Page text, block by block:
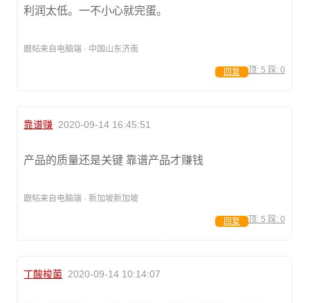
利润太低。一不小心就完蛋。
跟帖来自电脑端 · 中国山东济南
顶: 5 踩: 0
回复
靠谱赚 2020-09-14 16:45:51
产品的质量还是关键 靠谱产品才赚钱
跟帖来自电脑端 · 新加坡新加坡
顶: 5 踩: 0
回复
丁酸梭菌 2020-09-14 10:14:07